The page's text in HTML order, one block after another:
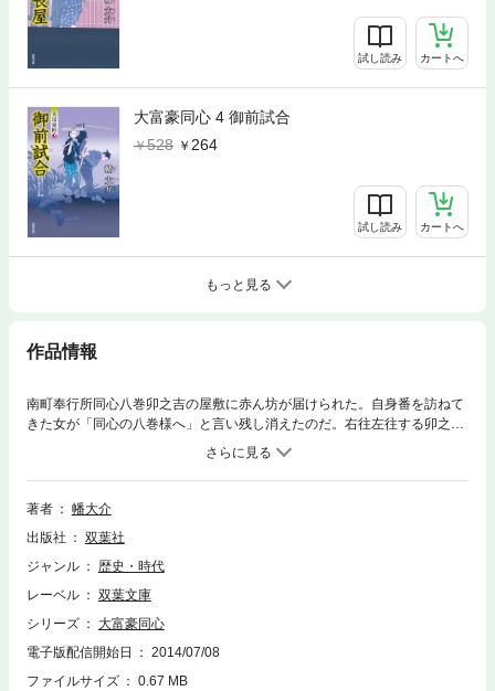
試し読み カートへ
大富豪同心 4 御前試合
528
264
試し読み カートへ
もっと見る
作品情報
南町奉行所同心八巻卯之吉の屋敷に赤ん坊が届けられた。自身番を訪ねて
きた女が「同心の八巻様へ」と言い残し消えたのだ。右往左往する卯之吉
と美鈴。そんな矢先に、卯之吉の屋敷に曲者が侵入し騒然となる。真相を
探るにつれ、いま、江戸で暴れ回っている盗賊、神竜一家が赤ん坊の産着
を狙っていることが判明。なぜ産着を？
著者
幡大介
出版社
双葉社
ジャンル
歴史・時代
レーベル
双葉文庫
シリーズ
大富豪同心
電子版配信開始日
2014/07/08
ファイルサイズ
0.67 MB